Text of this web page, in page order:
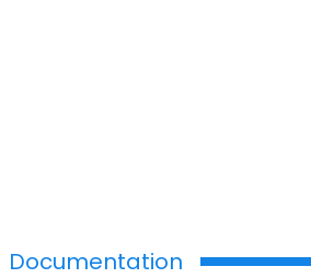
Documentation